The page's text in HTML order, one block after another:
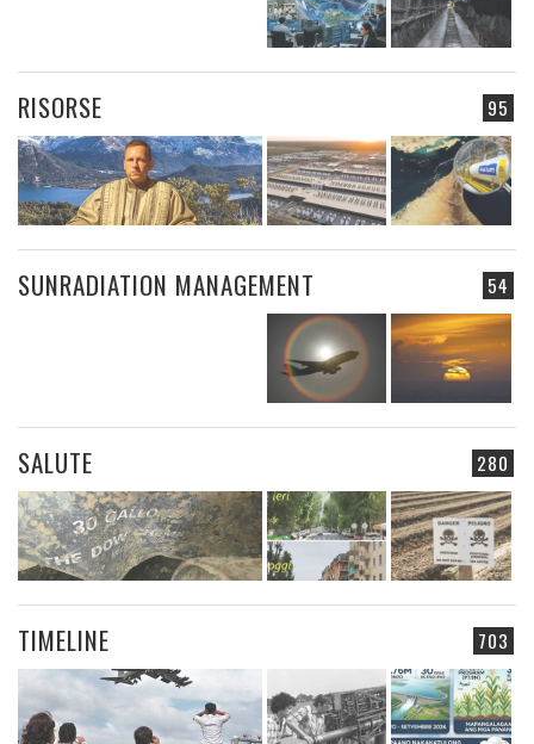
95
RISORSE
54
SUNRADIATION MANAGEMENT
280
SALUTE
703
TIMELINE